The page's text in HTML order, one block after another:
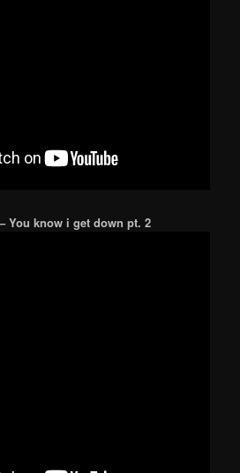
You know i get down pt. 2